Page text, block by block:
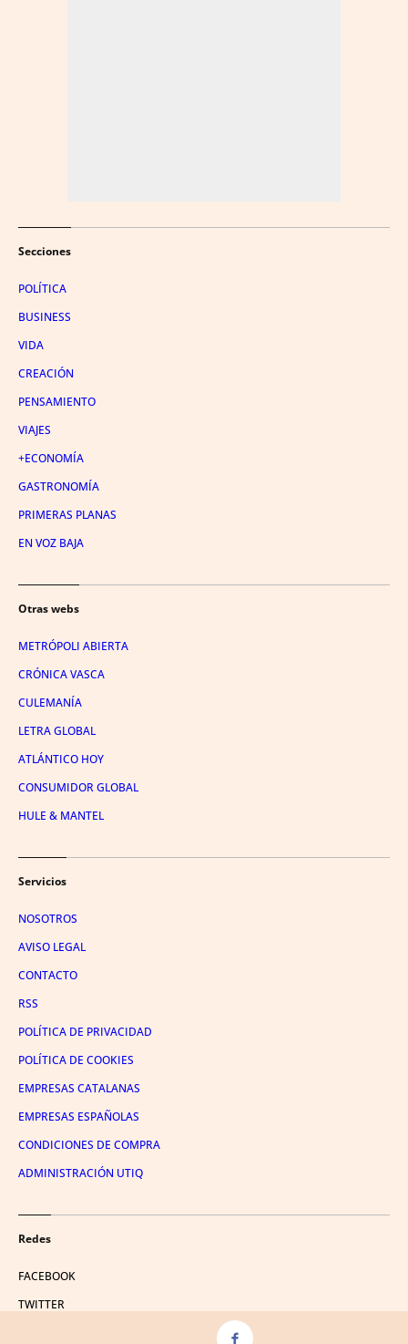
Secciones
POLÍTICA
BUSINESS
VIDA
CREACIÓN
PENSAMIENTO
VIAJES
+ECONOMÍA
GASTRONOMÍA
PRIMERAS PLANAS
EN VOZ BAJA
Otras webs
METRÓPOLI ABIERTA
CRÓNICA VASCA
CULEMANÍA
LETRA GLOBAL
ATLÁNTICO HOY
CONSUMIDOR GLOBAL
HULE & MANTEL
Servicios
NOSOTROS
AVISO LEGAL
CONTACTO
RSS
POLÍTICA DE PRIVACIDAD
POLÍTICA DE COOKIES
EMPRESAS CATALANAS
EMPRESAS ESPAÑOLAS
CONDICIONES DE COMPRA
ADMINISTRACIÓN UTIQ
Redes
FACEBOOK
TWITTER